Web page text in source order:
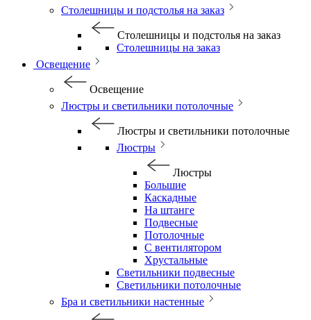
Столешницы и подстолья на заказ
Столешницы и подстолья на заказ
Столешницы на заказ
Освещение
Освещение
Люстры и светильники потолочные
Люстры и светильники потолочные
Люстры
Люстры
Большие
Каскадные
На штанге
Подвесные
Потолочные
С вентилятором
Хрустальные
Светильники подвесные
Светильники потолочные
Бра и светильники настенные